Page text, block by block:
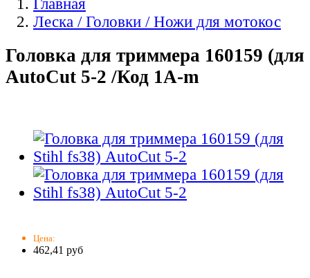
Главная
Леска / Головки / Ножи для мотокос
Головка для триммера 160159
AutoCut 5-2 /Код 1A-m
Цена:
462,41 руб